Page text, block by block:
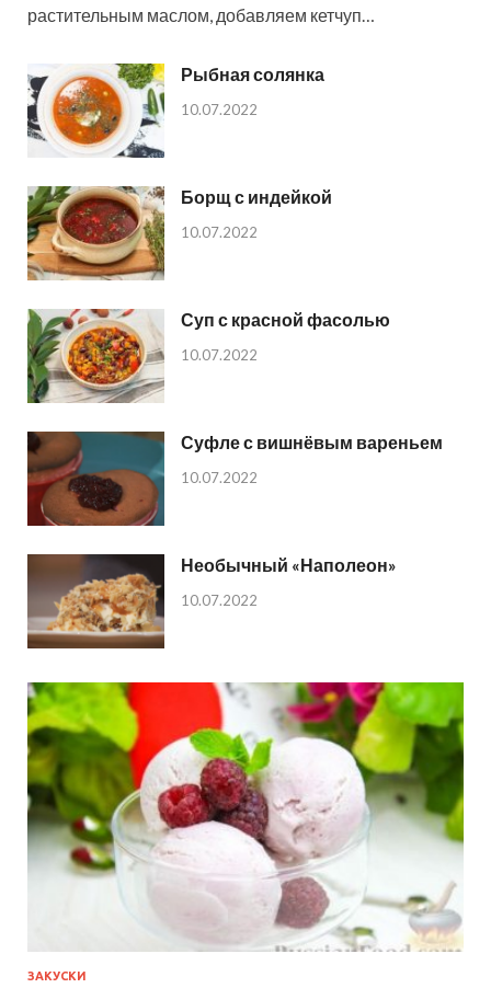
растительным маслом, добавляем кетчуп…
Рыбная солянка
10.07.2022
Борщ с индейкой
10.07.2022
Суп с красной фасолью
10.07.2022
Суфле с вишнёвым вареньем
10.07.2022
Необычный «Наполеон»
10.07.2022
ЗАКУСКИ